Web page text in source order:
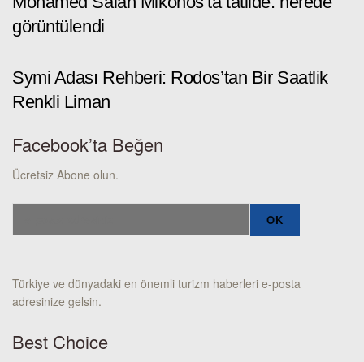
görüntülendi
Symi Adası Rehberi: Rodos’tan Bir Saatlik
Renkli Liman
Facebook’ta Beğen
Ücretsiz Abone olun.
Türkiye ve dünyadaki en önemli turizm haberleri e-posta
adresinize gelsin.
Best Choice